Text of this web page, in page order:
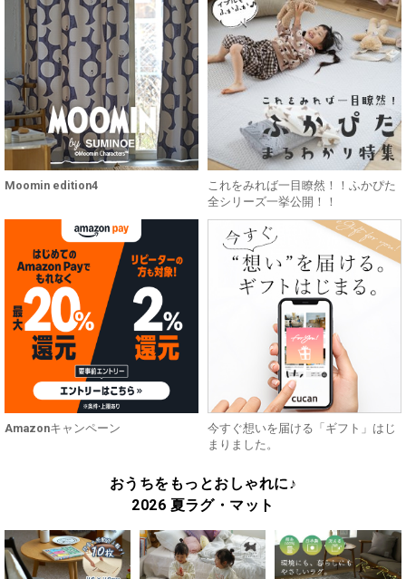
Moomin edition4
これをみれば一目瞭然！！ふかぴた
全シリーズ一挙公開！！
Amazonキャンペーン
今すぐ想いを届ける「ギフト」はじ
まりました。
おうちをもっとおしゃれに♪
2026 夏ラグ・マット